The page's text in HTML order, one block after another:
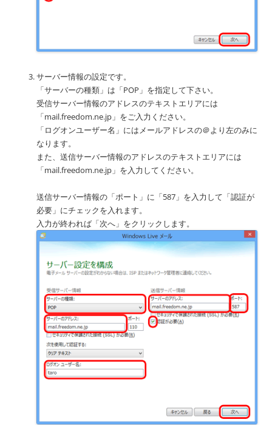
サーバー情報の設定です。
「サーバーの種類」は「POP」を指定して下さい。
受信サーバー情報のアドレスのテキストエリアには
「mail.freedom.ne.jp」をご入力ください。
「ログオンユーザー名」にはメールアドレスの＠より左のみに
なります。
また、送信サーバー情報のアドレスのテキストエリアには
「mail.freedom.ne.jp」を入力してください。
送信サーバー情報の「ポート」に「587」を入力して「認証が
必要」にチェックを入れます。
入力が終われば「次へ」をクリックします。